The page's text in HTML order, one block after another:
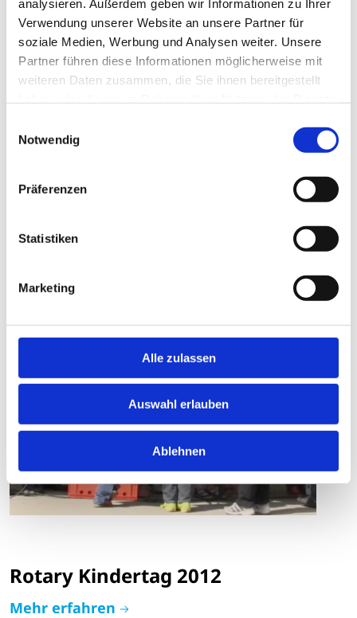
analysieren. Außerdem geben wir Informationen zu Ihrer
Verwendung unserer Website an unsere Partner für
soziale Medien, Werbung und Analysen weiter. Unsere
Partner führen diese Informationen möglicherweise mit
weiteren Daten zusammen, die Sie ihnen bereitgestellt
Notwendig
Präferenzen
Statistiken
Marketing
Alle zulassen
Auswahl erlauben
Ablehnen
Mehr erfahren
Rotary Kindertag 2012
Mehr erfahren